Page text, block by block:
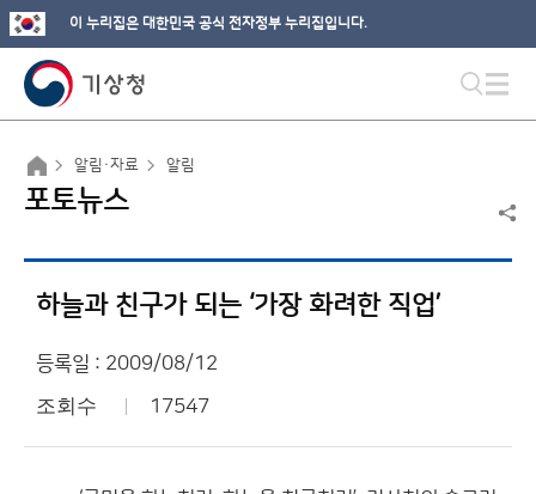
이 누리집은 대한민국 공식 전자정부 누리집입니다.
알림·자료 알림
포토뉴스
하늘과 친구가 되는 ‘가장 화려한 직업’
등록일 : 2009/08/12
조회수 17547